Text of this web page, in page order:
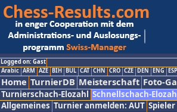
Logged on: Gast
Arabic ARM AZE BIH BUL CAT CHN CRO CZE DEN ENG ESP
Home TurnierDB Meisterschaft Foto-
Turnierschach-Elozahl Schnellschach-
Allgemeines Turnier anmelden: AUT